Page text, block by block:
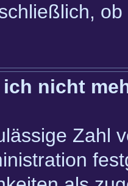
ich nicht
Zahl